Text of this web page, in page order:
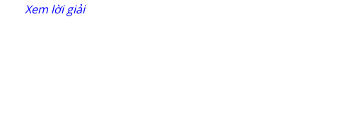
Xem lời giải